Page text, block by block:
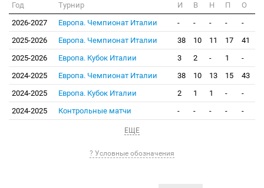
Год Турнир И В Н П
О
2026-2027
Европа. Чемпионат Италии - - - -
-
2025-2026
Европа. Чемпионат Италии 38 10 11 17
41
2025-2026
Европа. Кубок Италии 3 2 - 1
-
2024-2025
Европа. Чемпионат Италии 38 10 13 15
43
2024-2025
Европа. Кубок Италии 2 1 1 -
-
2024-2025
Контрольные матчи - - - - -
ЕЩЕ
? Условные обозначения